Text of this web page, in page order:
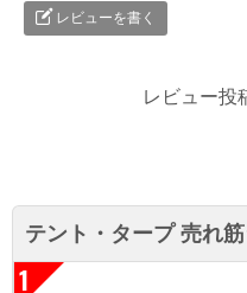
レビューを書く
レビュー投
テント・タープ 売れ
1